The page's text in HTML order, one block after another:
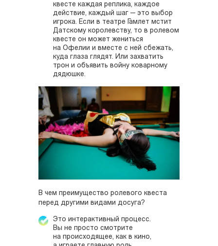
квесте каждая реплика, каждое
действие, каждый шаг — это выбор
игрока. Если в театре Гамлет мстит
Датскому королевству, то в ролевом
квесте он может жениться
на Офелии и вместе с ней сбежать,
куда глаза глядят. Или захватить
трон и объявить войну коварному
дядюшке.
В чем преимущество ролевого квеста
перед другими видами досуга?
Это интерактивный процесс.
Вы не просто смотрите
на происходящее, как в кино,